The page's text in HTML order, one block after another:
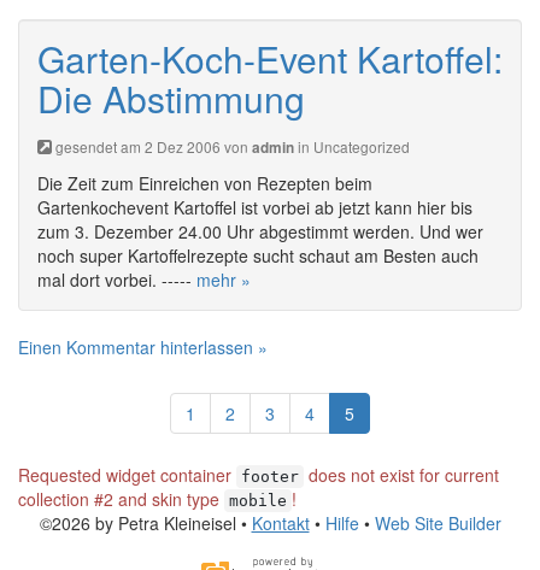
Garten-Koch-Event Kartoffel:
Die Abstimmung
gesendet am 2 Dez 2006 von adminin Uncategorized
Die Zeit zum Einreichen von Rezepten beim
Gartenkochevent Kartoffel ist vorbei ab jetzt kann hier bis
zum 3. Dezember 24.00 Uhr abgestimmt werden. Und wer
noch super Kartoffelrezepte sucht schaut am Besten auch
mal dort vorbei. ----- mehr »
Einen Kommentar hinterlassen »
1 2 3 4 5
Requested widget container footer does not exist for current
collection #2 and skin type mobile !
©2026 by Petra Kleineisel • Kontakt• Hilfe• Web Site Builder